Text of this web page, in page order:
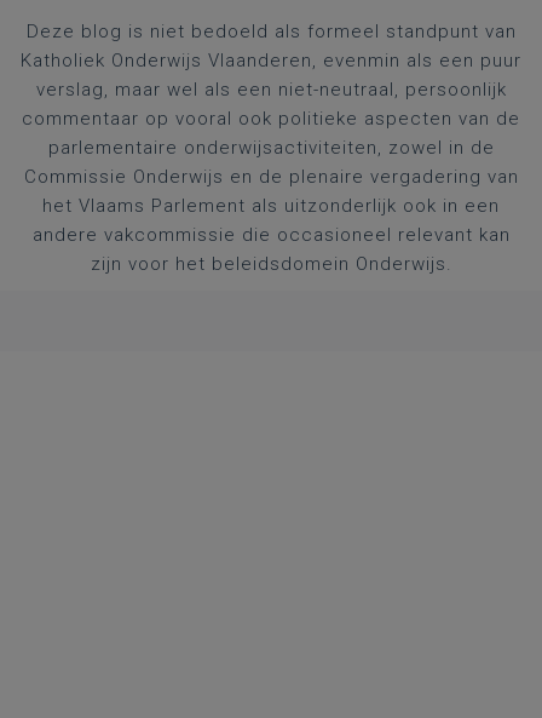
Deze blog is niet bedoeld als formeel standpunt van
Katholiek Onderwijs Vlaanderen, evenmin als een puur
verslag, maar wel als een niet-neutraal, persoonlijk
commentaar op vooral ook politieke aspecten van de
parlementaire onderwijsactiviteiten, zowel in de
Commissie Onderwijs en de plenaire vergadering van
het Vlaams Parlement als uitzonderlijk ook in een
andere vakcommissie die occasioneel relevant kan
zijn voor het beleidsdomein Onderwijs.